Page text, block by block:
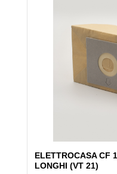
ELETTROCASA CF
LONGHI (VT 21)